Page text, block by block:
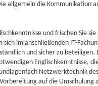
allgemein die Kommunikation
und frischen Sie
sich im anschließenden IT-
und sicher zu beteiligen.
Englischkenntnisse,
Netzwerktechnik des
auf die Umschulung